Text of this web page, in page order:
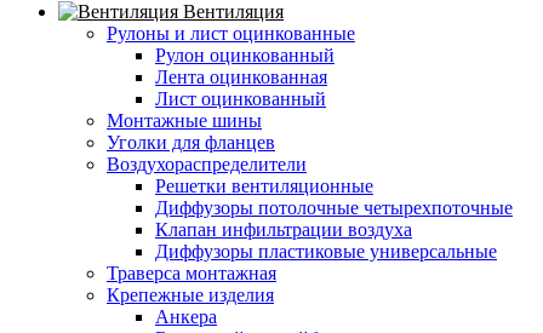
Вентиляция
Рулоны и лист оцинкованные
Рулон оцинкованный
Лента оцинкованная
Лист оцинкованный
Монтажные шины
Уголки для фланцев
Воздухораспределители
Решетки вентиляционные
Диффузоры потолочные четырехпоточные
Клапан инфильтрации воздуха
Диффузоры пластиковые универсальные
Траверса монтажная
Крепежные изделия
Анкера